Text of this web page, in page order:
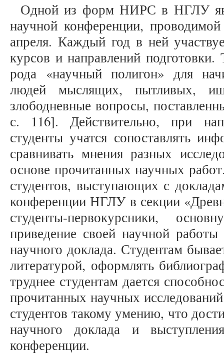
Одной из форм НИРС в НГЛУ
научной конференции,
апреля. Каждый год в ней
курсов и направлений
рода «научный полигон» для
людей мыслящих, пытливых,
злободневные вопросы,
с. 116]. Действительно, при
студенты учатся сопоставлять
сравнивать мнения разных
основе прочитанных научных
студентов, выступающих с
конференции НГЛУ в секции
студенты-первокурсники,
приведение своей научной
научного доклада. Студентам
литературой, оформлять
труднее студентам дается
прочитанных научных
студентов такому умению, что
научного доклада и
конференции.